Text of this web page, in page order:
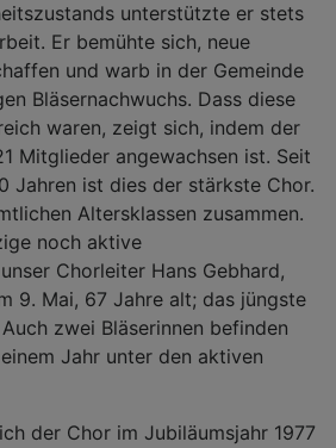
unterstützte er stets
Er bemühte sich, neue
und warb in der Gemeinde
Bläsernachwuchs. Dass diese
waren, zeigt sich, indem der
Mitglieder angewachsen ist. Seit
Jahren ist dies der stärkste Chor.
Altersklassen zusammen.
noch aktive
Chorleiter Hans Gebhard,
9. Mai, 67 Jahre alt; das jüngste
zwei Bläserinnen befinden
Jahr unter den aktiven
der Chor im Jubiläumsjahr 1977